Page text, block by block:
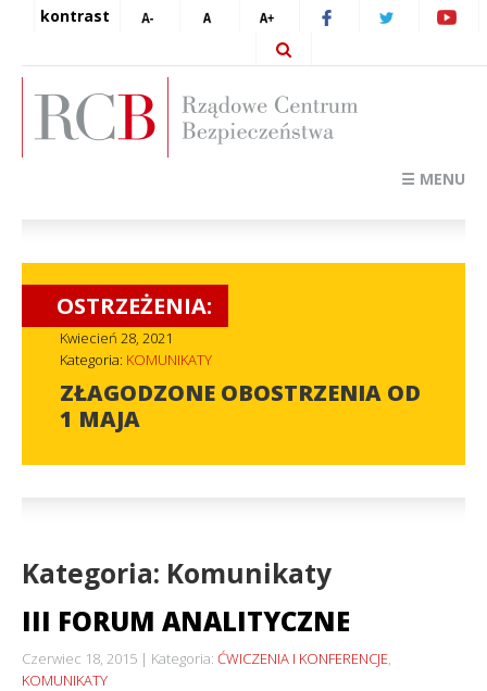
kontrast
☰ MENU
OSTRZEŻENIA:
Kwiecień 28, 2021
Kategoria: KOMUNIKATY
ZŁAGODZONE OBOSTRZENIA OD
1 MAJA
Kategoria: Komunikaty
III FORUM ANALITYCZNE
Czerwiec 18, 2015 Kategoria: ĆWICZENIA I KONFERENCJE,
KOMUNIKATY